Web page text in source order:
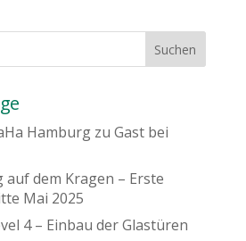
Hamburg zu Gast bei
dem Kragen – Erste
Mai 2025
4 – Einbau der Glastüren